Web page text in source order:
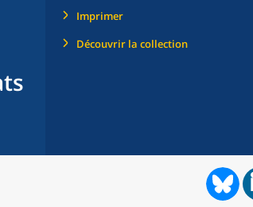
Imprimer
Découvrir la collection